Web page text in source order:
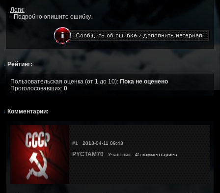
Логи:
- Подробно опишите ошибку.
↓ Рейтинг:
Пользовательская оценка (от 1 до 10): Пока не оценено
Проголосовавших: 0
↓ Комментарии:
#1 2013-04-11 09:43
PYCTAM70 Участник 45 комментариев